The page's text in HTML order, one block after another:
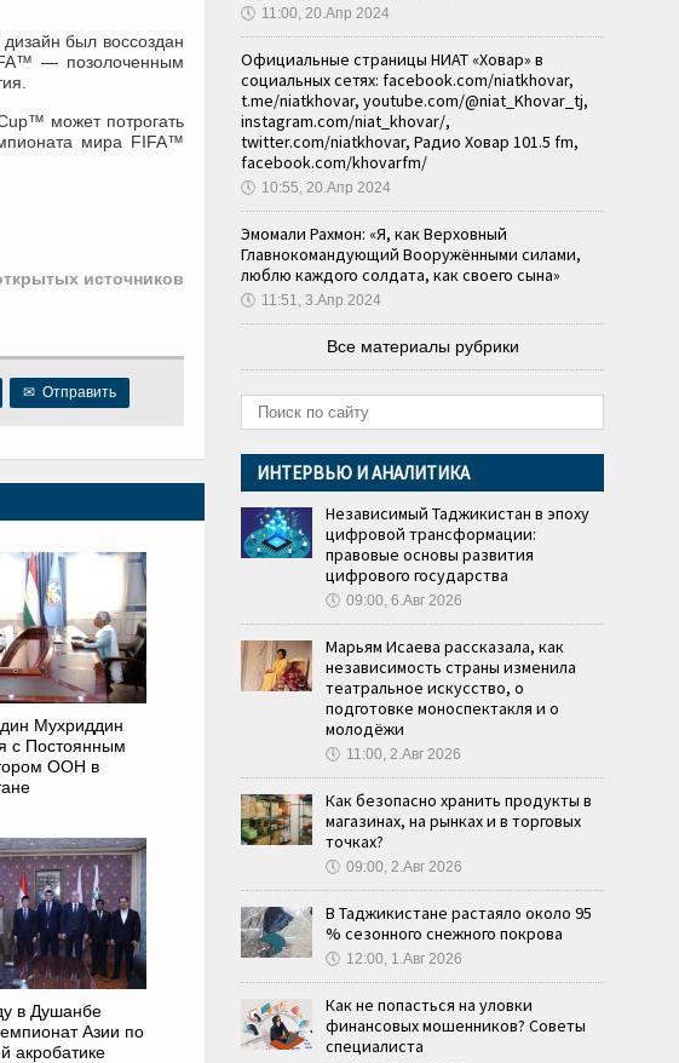
был воссоздан
— позолоченным
может потрогать
мира FIFA™
источников
✉ Отправить
Мухриддин
с Постоянным
ООН в
в Душанбе
Азии по
акробатике
🕔 11:00, 20.Апр 2024
Официальные страницы НИАТ «Ховар» в
социальных сетях: facebook.com/niatkhovar,
t.me/niatkhovar, youtube.com/@niat_Khovar_tj,
instagram.com/niat_khovar/,
twitter.com/niatkhovar, Радио Ховар 101.5 fm,
facebook.com/khovarfm/
🕔 10:55, 20.Апр 2024
Эмомали Рахмон: «Я, как Верховный
Главнокомандующий Вооружёнными силами,
люблю каждого солдата, как своего сына»
🕔 11:51, 3.Апр 2024
Все материалы рубрики
ИНТЕРВЬЮ И АНАЛИТИКА
Независимый Таджикистан в эпоху
цифровой трансформации:
правовые основы развития
цифрового государства
🕔 09:00, 6.Авг 2026
Марьям Исаева рассказала, как
независимость страны изменила
театральное искусство, о
подготовке моноспектакля и о
молодёжи
🕔 11:00, 2.Авг 2026
Как безопасно хранить продукты в
магазинах, на рынках и в торговых
точках?
🕔 09:00, 2.Авг 2026
В Таджикистане растаяло около 95
% сезонного снежного покрова
🕔 12:00, 1.Авг 2026
Как не попасться на уловки
финансовых мошенников? Советы
специалиста